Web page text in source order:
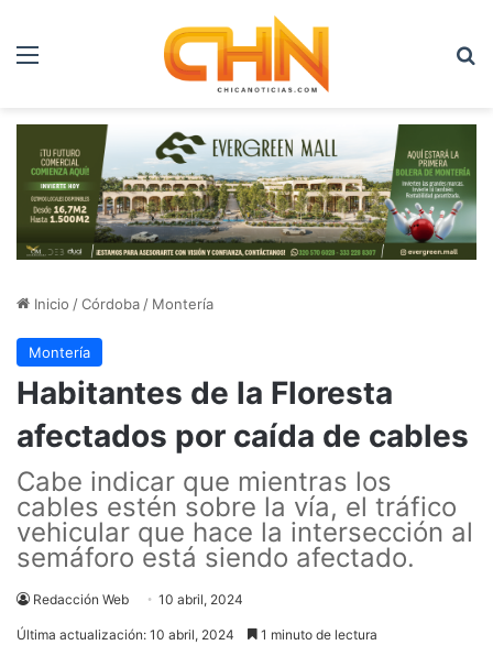
Menú
Inicio /Córdoba / Montería
Montería
Habitantes de la Floresta
afectados por caída de cables
Cabe indicar que mientras los
cables estén sobre la vía, el tráfico
vehicular que hace la intersección al
semáforo está siendo afectado.
Redacción Web 10 abril, 2024
Última actualización: 10 abril, 2024 1 minuto de lectura